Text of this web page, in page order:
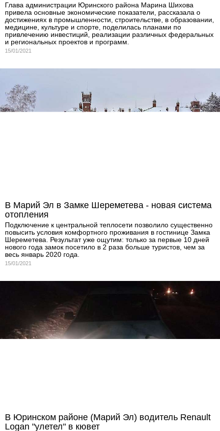
Глава администрации Юринского района Марина Шихова
привела основные экономические показатели, рассказала о
достижениях в промышленности, строительстве, в образовании,
медицине, культуре и спорте, поделилась планами по
привлечению инвестиций, реализации различных федеральных
и региональных проектов и программ.
15/01/2021
В Марий Эл в Замке Шереметева - новая система
отопления
Подключение к центральной теплосети позволило существенно
повысить условия комфортного проживания в гостинице Замка
Шереметева. Результат уже ощутим: только за первые 10 дней
нового года замок посетило в 2 раза больше туристов, чем за
весь январь 2020 года.
15/01/2021
В Юринском районе (Марий Эл) водитель Renault
Logan "улетел" в кювет